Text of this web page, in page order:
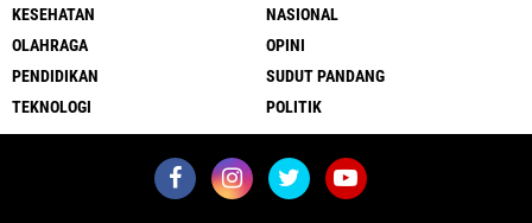
KESEHATAN
NASIONAL
OLAHRAGA
OPINI
PENDIDIKAN
SUDUT PANDANG
TEKNOLOGI
POLITIK